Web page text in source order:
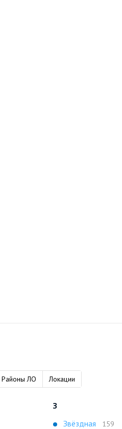
Районы ЛО Локации
З
Звёздная
159